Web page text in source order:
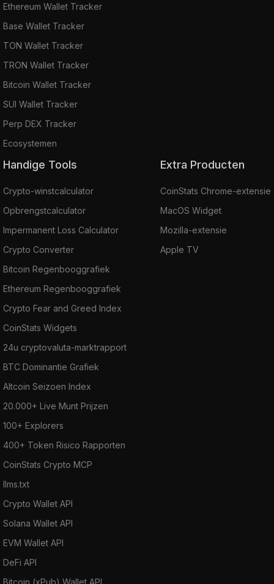
Ethereum Wallet Tracker
Base Wallet Tracker
TON Wallet Tracker
TRON Wallet Tracker
Bitcoin Wallet Tracker
SUI Wallet Tracker
Perp DEX Tracker
Ecosystemen
Handige Tools
Crypto-winstcalculator
Opbrengstcalculator
Impermanent Loss Calculator
Crypto Converter
Bitcoin Regenbooggrafiek
Ethereum Regenbooggrafiek
Crypto Fear and Greed Index
CoinStats Widgets
24u cryptovaluta-marktrapport
BTC Dominantie Grafiek
Altcoin Seizoen Index
20.000+ Live Munt Prijzen
100+ Explorers
400+ Token Risico Rapporten
CoinStats Crypto MCP
llms.txt
Crypto Wallet API
Solana Wallet API
EVM Wallet API
DeFi API
Bitcoin (xPub) Wallet API
Extra Producten
CoinStats Chrome-extensie
MacOS Widget
Mozilla-extensie
Apple TV